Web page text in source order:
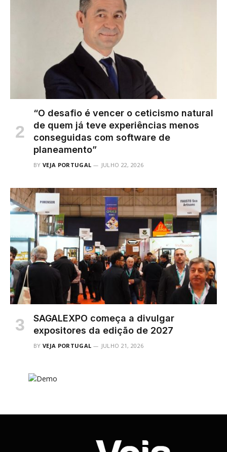
“O desafio é vencer o ceticismo natural
de quem já teve experiências menos
conseguidas com software de
planeamento”
BY VEJA PORTUGAL JULHO 22, 2026
SAGALEXPO começa a divulgar
expositores da edição de 2027
BY VEJA PORTUGAL JULHO 21, 2026